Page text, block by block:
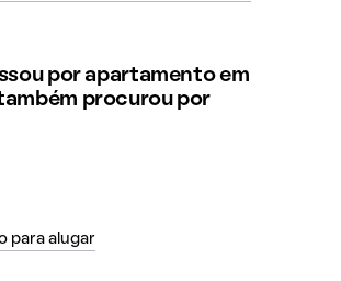
por apartamento em
procurou por
para alugar